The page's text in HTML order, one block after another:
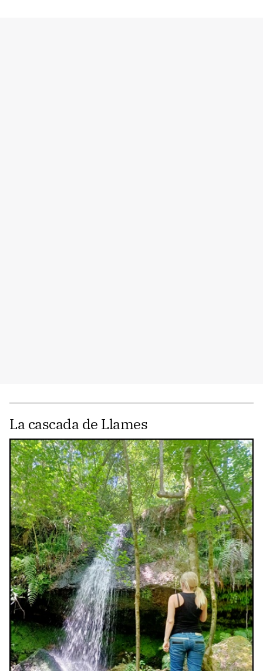
La cascada de Llames